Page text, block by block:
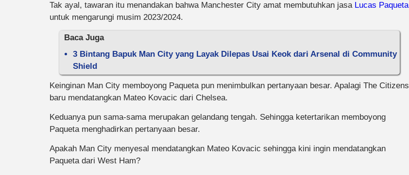
Tak ayal, tawaran itu menandakan bahwa Manchester City amat membutuhkan jasa Lucas Paqueta
untuk mengarungi musim 2023/2024.
Baca Juga
3 Bintang Bapuk Man City yang Layak Dilepas Usai Keok dari Arsenal di Community
Shield
Keinginan Man City memboyong Paqueta pun menimbulkan pertanyaan besar. Apalagi The Citizens
baru mendatangkan Mateo Kovacic dari Chelsea.
Keduanya pun sama-sama merupakan gelandang tengah. Sehingga ketertarikan memboyong
Paqueta menghadirkan pertanyaan besar.
Apakah Man City menyesal mendatangkan Mateo Kovacic sehingga kini ingin mendatangkan
Paqueta dari West Ham?